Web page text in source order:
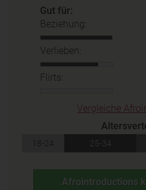
Gut für:
Beziehung:
Verlieben:
Flirts:
Vergleiche
18-24 25-34
Afrointroductions